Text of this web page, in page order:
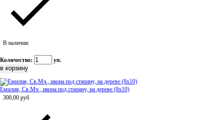
В наличии
Количество: уп.
Емилия, Св.Мч., икона под старину, на дереве (8x10)
300,00 руб